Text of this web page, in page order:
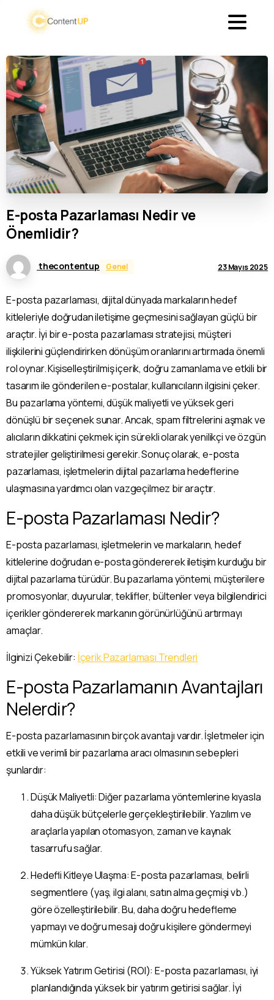
E-posta Pazarlaması Nedirve
Önemlidir?
thecontentup Genel 23 Mayıs 2025
E-posta pazarlaması, dijital dünyada markaların hedef
kitleleriyle doğrudan iletişime geçmesini sağlayan güçlü bir
araçtır. İyi bir e-posta pazarlaması stratejisi, müşteri
ilişkilerini güçlendirirken dönüşüm oranlarını artırmada önemli
rol oynar. Kişiselleştirilmiş içerik, doğru zamanlama ve etkili bir
tasarım ile gönderilen e-postalar, kullanıcıların ilgisini çeker.
Bu pazarlama yöntemi, düşük maliyetli ve yüksek geri
dönüşlü bir seçenek sunar. Ancak, spam filtrelerini aşmak ve
alıcıların dikkatini çekmek için sürekli olarak yenilikçi ve özgün
stratejiler geliştirilmesi gerekir. Sonuç olarak, e-posta
pazarlaması, işletmelerin dijital pazarlama hedeflerine
ulaşmasına yardımcı olan vazgeçilmez bir araçtır.
E-posta Pazarlaması Nedir?
E-posta pazarlaması, işletmelerin ve markaların, hedef
kitlelerine doğrudan e-posta göndererek iletişim kurduğu bir
dijital pazarlama türüdür. Bu pazarlama yöntemi, müşterilere
promosyonlar, duyurular, teklifler, bültenler veya bilgilendirici
içerikler göndererek markanın görünürlüğünü artırmayı
amaçlar.
İlginizi Çekebilir: İçerik Pazarlaması Trendleri
E-posta Pazarlamanın Avantajları
Nelerdir?
E-posta pazarlamasının birçok avantajı vardır. İşletmeler için
etkili ve verimli bir pazarlama aracı olmasının sebepleri
şunlardır:
Düşük Maliyetli: Diğer pazarlama yöntemlerine kıyasla
daha düşük bütçelerle gerçekleştirilebilir. Yazılım ve
araçlarla yapılan otomasyon, zaman ve kaynak
tasarrufu sağlar.
Hedefli Kitleye Ulaşma: E-posta pazarlaması, belirli
segmentlere (yaş, ilgi alanı, satın alma geçmişi vb.)
göre özelleştirilebilir. Bu, daha doğru hedefleme
yapmayı ve doğru mesajı doğru kişilere göndermeyi
mümkün kılar.
Yüksek Yatırım Getirisi (ROI): E-posta pazarlaması, iyi
planlandığında yüksek bir yatırım getirisi sağlar. İyi